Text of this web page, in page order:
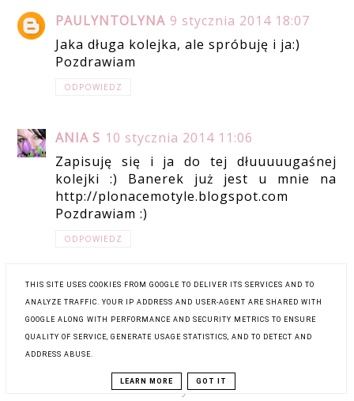
PAULYNTOLYNA 9 stycznia 2014 18:07
Jaka długa kolejka, ale spróbuję i ja:)
Pozdrawiam
ODPOWIEDZ
ANIA S 10 stycznia 2014 11:06
Zapisuję się i ja do tej dłuuuuugaśnej
kolejki :) Banerek już jest u mnie na
http://plonacemotyle.blogspot.com
Pozdrawiam :)
ODPOWIEDZ
GEMBULA 10 stycznia 2014 15:22
Z chęcią się zapisuję!
ODPOWIEDZ
ANONIMOWY 10 stycznia 2014 15:35
THIS SITE USES COOKIES FROM GOOGLE TO DELIVER ITS SERVICES AND TO
ANALYZE TRAFFIC. YOUR IP ADDRESS AND USER-AGENT ARE SHARED WITH
GOOGLE ALONG WITH PERFORMANCE AND SECURITY METRICS TO ENSURE
QUALITY OF SERVICE, GENERATE USAGE STATISTICS, AND TO DETECT AND
ADDRESS ABUSE.
LEARN MORE GOT IT